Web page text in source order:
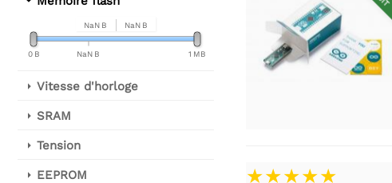
NaN B NaN B
0 B 1 MB
NaN B
Vitesse d'horloge
SRAM
Tension
EEPROM